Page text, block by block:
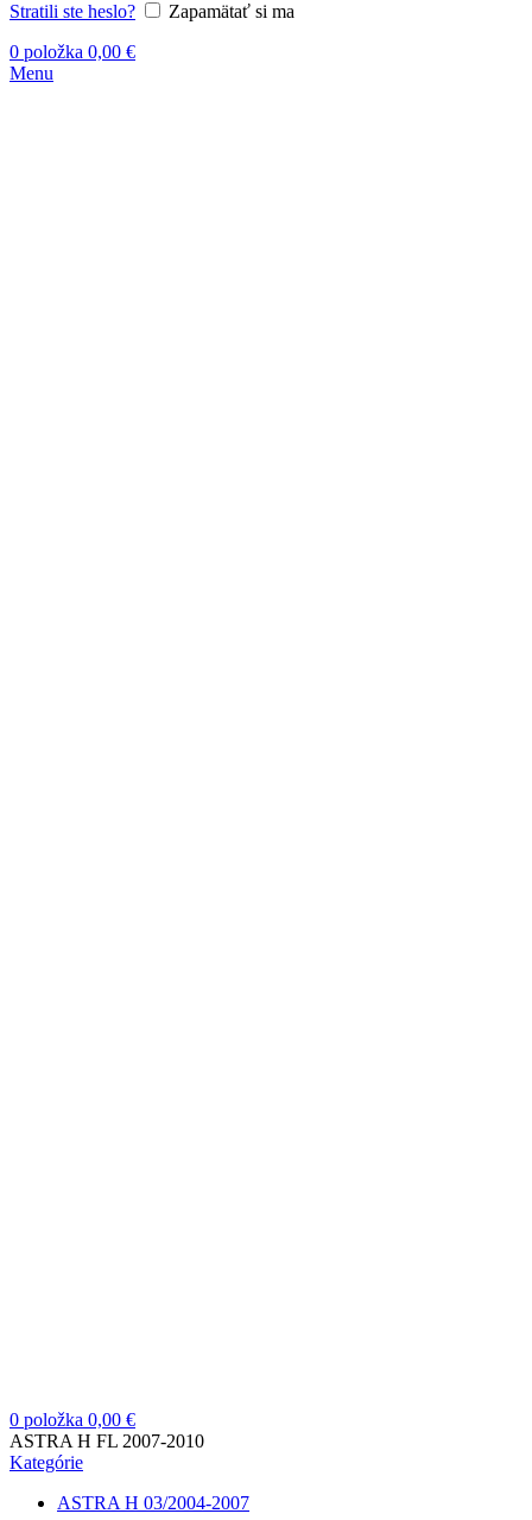
Stratili ste heslo?
Zapamätať si ma
0 položka 0,00 €
Menu
0 položka 0,00 €
ASTRA H FL 2007-2010
Kategórie
ASTRA H 03/2004-2007